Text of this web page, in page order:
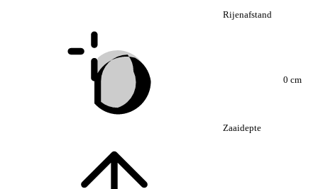
Rijenafstand
Zaaidepte
0 cm